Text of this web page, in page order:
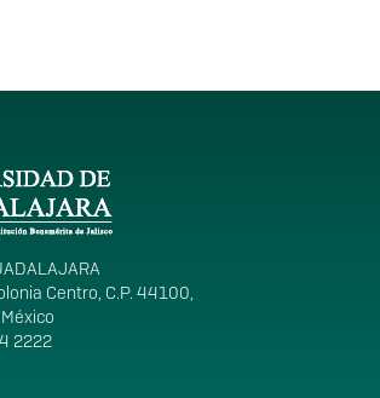
portal
Centro, C.P. 44100,
2222